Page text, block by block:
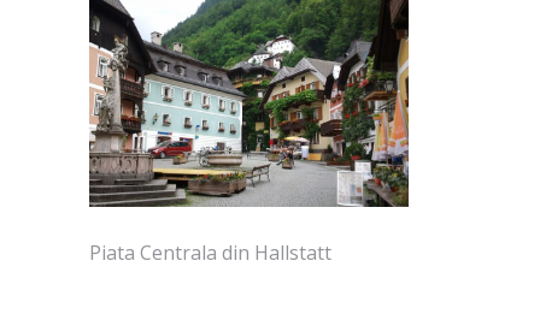
Piata Centrala din Hallstatt